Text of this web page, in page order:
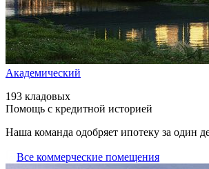
Академический
193 кладовых
Помощь с кредитной историей
Наша команда одобряет ипотеку за один
Все коммерческие помещения